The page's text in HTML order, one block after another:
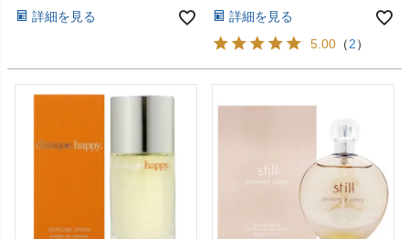
詳細を見る
詳細を見る
5.00 （2）